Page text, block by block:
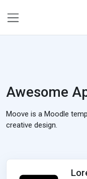
Awesome
Moove is a Moodle
creative design.